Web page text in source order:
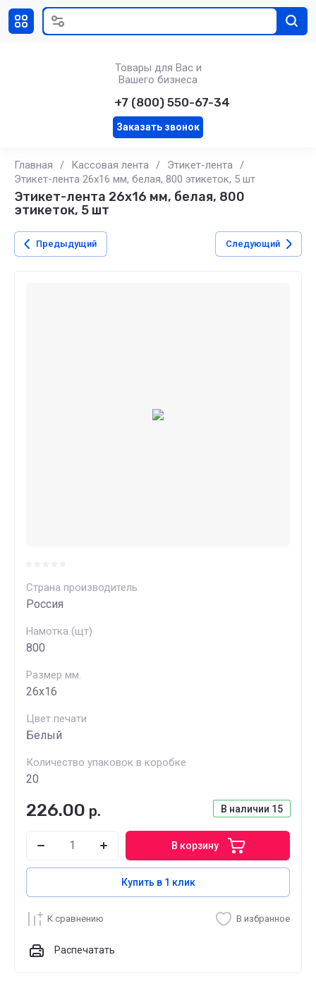
Товары для Вас и
Вашего бизнеса
+7 (800) 550-67-34
Заказать звонок
Главная / Кассовая лента / Этикет-лента /
Этикет-лента 26х16 мм, белая, 800 этикеток, 5 шт
Этикет-лента 26х16 мм, белая, 800
этикеток, 5 шт
Предыдущий Следующий
Страна производитель
Россия
Намотка (щт)
800
Размер мм.
26х16
Цвет печати
Белый
Количество упаковок в коробке
20
В наличии 15
226.00 р.
В корзину
Купить в 1 клик
К сравнению В избранное
Распечатать